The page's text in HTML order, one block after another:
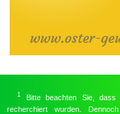
1 Bitte beachten Sie, dass
recherchiert wurden.